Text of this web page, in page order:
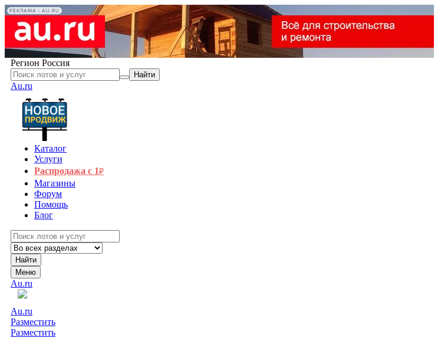
РЕКЛАМА • AU.RU
Регион Россия
Найти
Au.ru
Каталог
Услуги
Распродажа с 1₽
Магазины
Форум
Помощь
Блог
Найти
Меню
Au.ru
Au.ru
Разместить
Разместить